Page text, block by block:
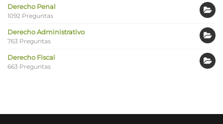
Derecho Penal
1092 Preguntas
Derecho Administrativo
763 Preguntas
Derecho Fiscal
663 Preguntas